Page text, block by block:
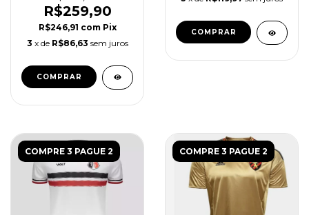
R$259,90
R$246,91 com Pix
3 x de R$86,63 sem juros
COMPRAR
COMPRAR
COMPRE 3 PAGUE 2 COMPRE 3 PAGUE 2